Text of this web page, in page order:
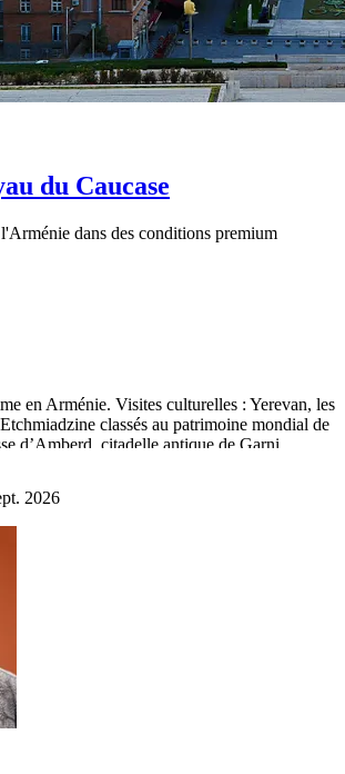
du Caucase
dans des conditions premium
en Arménie. Visites culturelles : Yerevan, les
classés au patrimoine mondial de
d’Amberd, citadelle antique de Garni,
et de Sanahine...
2026